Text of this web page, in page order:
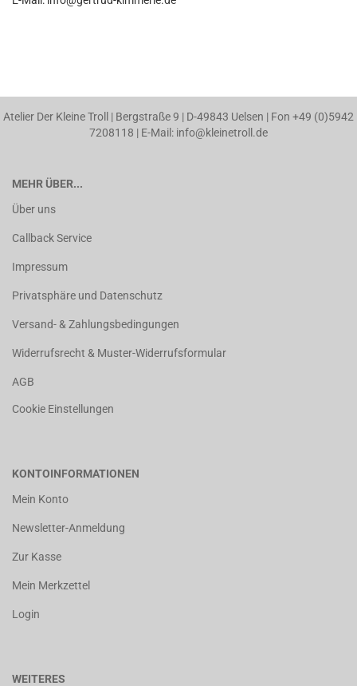
Atelier Der Kleine Troll | Bergstraße 9 | D-49843 Uelsen | Fon +49 (0)5942
7208118 | E-Mail: info@kleinetroll.de
MEHR ÜBER...
Über uns
Callback Service
Impressum
Privatsphäre und Datenschutz
Versand- & Zahlungsbedingungen
Widerrufsrecht & Muster-Widerrufsformular
AGB
Cookie Einstellungen
KONTOINFORMATIONEN
Mein Konto
Newsletter-Anmeldung
Zur Kasse
Mein Merkzettel
Login
WEITERES